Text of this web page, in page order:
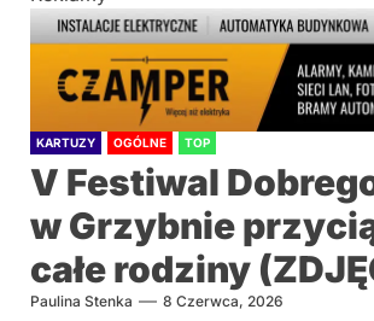
KARTUZY OGÓLNE TOP
V Festiwal
w Grzybnie
całe rodziny
Paulina Stenka 8 Czerwca, 2026